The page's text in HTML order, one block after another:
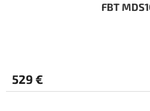
FBT
529 €